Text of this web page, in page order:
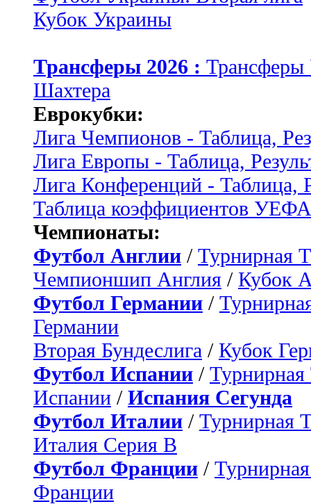
Кубок Украины
Трансферы 2026 :
Шахтера
Еврокубки:
Лига Чемпионов - Таблица,
Лига Европы - Таблица,
Лига Конференций - Таблица,
Таблица коэффициентов УЕФА
Чемпионаты:
Футбол Англии / Турнирная
Чемпионшип Англия / Кубок
Футбол Германии /
Германии
Вторая Бундеслига / Кубок
Футбол Испании / Турнирная
Испании / Испания Сегунда
Футбол Италии / Турнирная
Италия Серия B
Футбол Франции /
Франции